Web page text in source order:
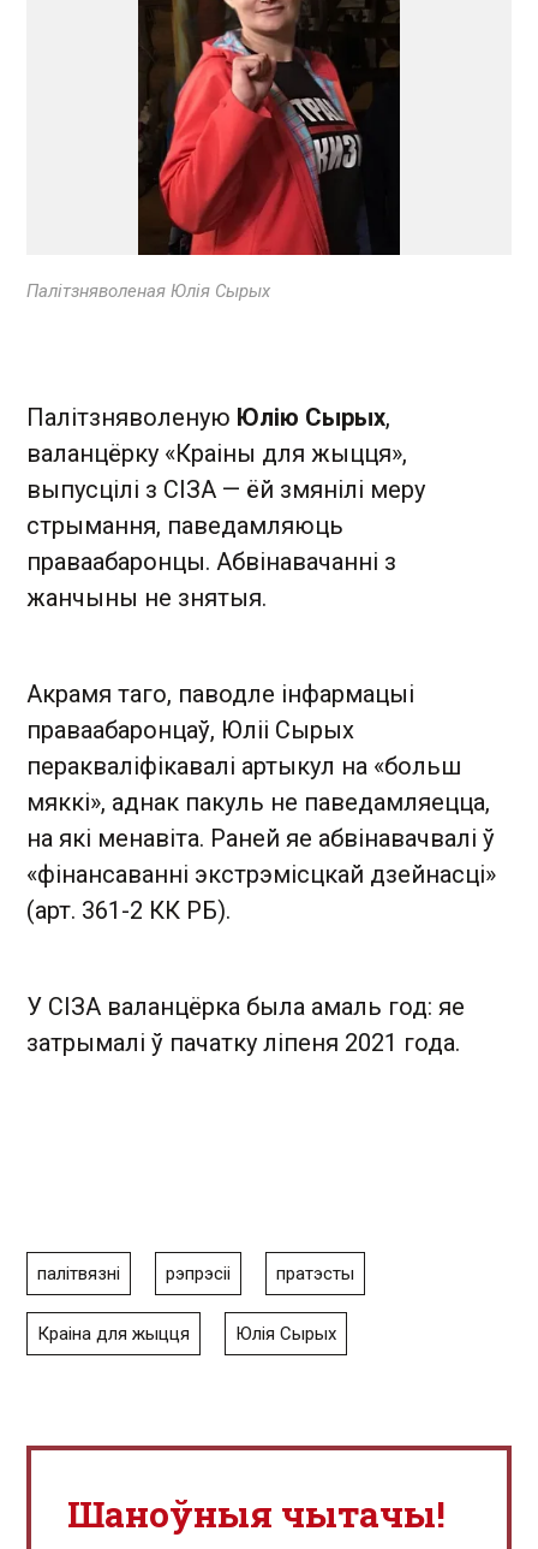
Палітзняволеная Юлія Сырых
Палітзняволеную Юлію Сырых,
валанцёрку «Краіны для жыцця»,
выпусцілі з СІЗА — ёй змянілі меру
стрымання, паведамляюць
праваабаронцы. Абвінавачанні з
жанчыны не знятыя.
Акрамя таго, паводле інфармацыі
праваабаронцаў, Юліі Сырых
перакваліфікавалі артыкул на «больш
мяккі», аднак пакуль не паведамляецца,
на які менавіта. Раней яе абвінавачвалі ў
«фінансаванні экстрэмісцкай дзейнасці»
(арт. 361-2 КК РБ).
У СІЗА валанцёрка была амаль год: яе
затрымалі ў пачатку ліпеня 2021 года.
палітвязні рэпрэсіі пратэсты
Краіна для жыцця Юлія Сырых
Шаноўныя чытачы!